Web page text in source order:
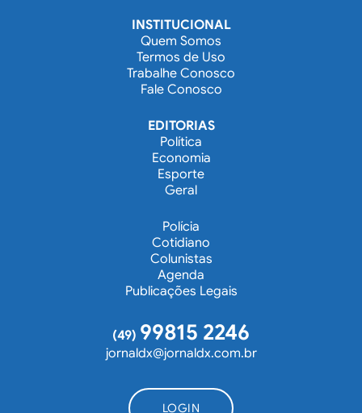
INSTITUCIONAL
Quem Somos
Termos de Uso
Trabalhe Conosco
Fale Conosco
EDITORIAS
Política
Economia
Esporte
Geral
Polícia
Cotidiano
Colunistas
Agenda
Publicações Legais
(49) 99815 2246
jornaldx@jornaldx.com.br
LOGIN